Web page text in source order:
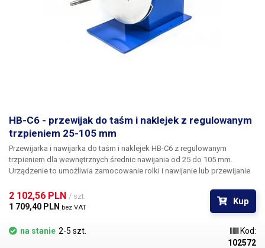
aby usunąć resztki kleju.Opakowanie: dyspenser, przewód zasilający
HB-C6 - przewijak do taśm i naklejek z regulowanym
trzpieniem 25-105 mm
Przewijarka i nawijarka do taśm i naklejek HB-C6 z regulowanym
trzpieniem dla wewnętrznych średnic nawijania od 25 do 105 mm.
Urządzenie to umożliwia zamocowanie rolki i nawijanie lub przewijanie
nośną. Jest ono szczególnie przydatne w przypadku drukarek
termotransferowych naklejek i etykiet, które nie są wyposażone w
system nawijania wydrukowanych naklejek. W przypadku drukowania
dużych ilości, operator musi ręcznie nawijać etykiety, co jest żmudną
Zwijacz zaciska rolkę o dowolnej średnicy wewnętrznej (25-105
2 102,56 PLN / szt.
1 709,40 PLN bez VAT
Kup
na stanie 2-5 szt.
Kod:
102572